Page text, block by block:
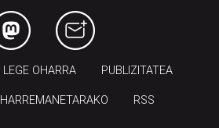
LEGE OHARRA PUBLIZITATEA
HARREMANETARAKO RSS